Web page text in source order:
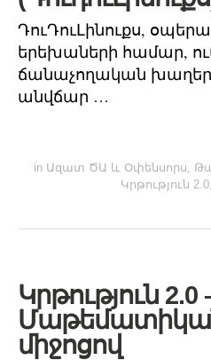
ԴուԴուԼինուքս,
երեխաների համար,
ճանաչողական
անվճար …
in Ազատ ԾԱ և Օփենսորս,
Կրթություն 2.0,
Կրթություն 2.0
միջոցով